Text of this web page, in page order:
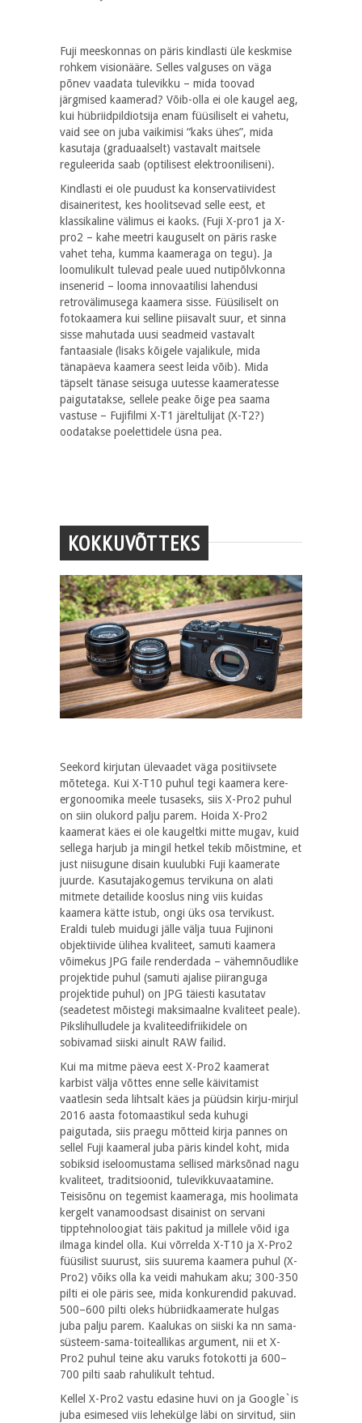
Fuji meeskonnas on päris kindlasti üle keskmise
rohkem visionääre. Selles valguses on väga
põnev vaadata tulevikku – mida toovad
järgmised kaamerad? Võib-olla ei ole kaugel aeg,
kui hübriidpildiotsija enam füüsiliselt ei vahetu,
vaid see on juba vaikimisi “kaks ühes”, mida
kasutaja (graduaalselt) vastavalt maitsele
reguleerida saab (optilisest elektrooniliseni).
Kindlasti ei ole puudust ka konservatiividest
disaineritest, kes hoolitsevad selle eest, et
klassikaline välimus ei kaoks. (Fuji X-pro1 ja X-
pro2 – kahe meetri kauguselt on päris raske
vahet teha, kumma kaameraga on tegu). Ja
loomulikult tulevad peale uued nutipõlvkonna
insenerid – looma innovaatilisi lahendusi
retrovälimusega kaamera sisse. Füüsiliselt on
fotokaamera kui selline piisavalt suur, et sinna
sisse mahutada uusi seadmeid vastavalt
fantaasiale (lisaks kõigele vajalikule, mida
tänapäeva kaamera seest leida võib). Mida
täpselt tänase seisuga uutesse kaameratesse
paigutatakse, sellele peake õige pea saama
vastuse – Fujifilmi X-T1 järeltulijat (X-T2?)
oodatakse poelettidele üsna pea.
KOKKUVÕTTEKS
Seekord kirjutan ülevaadet väga positiivsete
mõtetega. Kui X-T10 puhul tegi kaamera kere-
ergonoomika meele tusaseks, siis X-Pro2 puhul
on siin olukord palju parem. Hoida X-Pro2
kaamerat käes ei ole kaugeltki mitte mugav, kuid
sellega harjub ja mingil hetkel tekib mõistmine, et
just niisugune disain kuulubki Fuji kaamerate
juurde. Kasutajakogemus tervikuna on alati
mitmete detailide kooslus ning viis kuidas
kaamera kätte istub, ongi üks osa tervikust.
Eraldi tuleb muidugi jälle välja tuua Fujinoni
objektiivide ülihea kvaliteet, samuti kaamera
võimekus JPG faile renderdada – vähemnõudlike
projektide puhul (samuti ajalise piiranguga
projektide puhul) on JPG täiesti kasutatav
(seadetest mõistegi maksimaalne kvaliteet peale).
Pikslihulludele ja kvaliteedifriikidele on
sobivamad siiski ainult RAW failid.
Kui ma mitme päeva eest X-Pro2 kaamerat
karbist välja võttes enne selle käivitamist
vaatlesin seda lihtsalt käes ja püüdsin kirju-mirjul
2016 aasta fotomaastikul seda kuhugi
paigutada, siis praegu mõtteid kirja pannes on
sellel Fuji kaameral juba päris kindel koht, mida
sobiksid iseloomustama sellised märksõnad nagu
kvaliteet, traditsioonid, tulevikkuvaatamine.
Teisisõnu on tegemist kaameraga, mis hoolimata
kergelt vanamoodsast disainist on servani
tipptehnoloogiat täis pakitud ja millele võid iga
ilmaga kindel olla. Kui võrrelda X-T10 ja X-Pro2
füüsilist suurust, siis suurema kaamera puhul (X-
Pro2) võiks olla ka veidi mahukam aku; 300-350
pilti ei ole päris see, mida konkurendid pakuvad.
500–600 pilti oleks hübriidkaamerate hulgas
juba palju parem. Kaalukas on siiski ka nn sama-
süsteem-sama-toiteallikas argument, nii et X-
Pro2 puhul teine aku varuks fotokotti ja 600–
700 pilti saab rahulikult tehtud.
Kellel X-Pro2 vastu edasine huvi on ja Google`is
juba esimesed viis lehekülge läbi on sirvitud, siin